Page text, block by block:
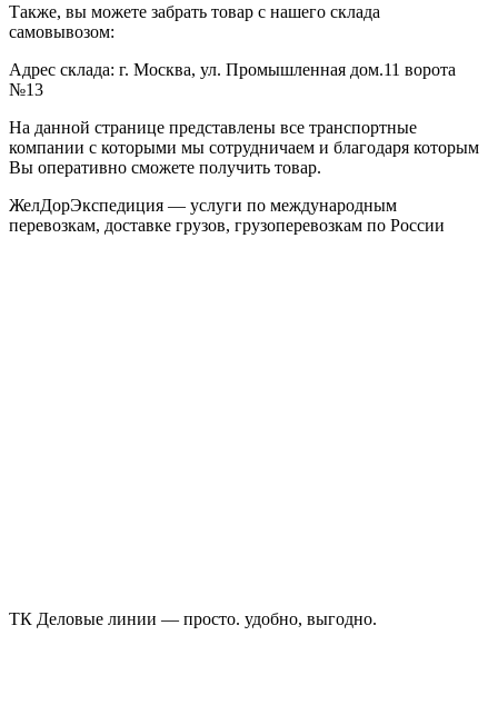
Также, вы можете забрать товар с нашего склада
самовывозом:
Адрес склада: г. Москва, ул. Промышленная дом.11 ворота
№13
На данной странице представлены все транспортные
компании с которыми мы сотрудничаем и благодаря которым
Вы оперативно сможете получить товар.
ЖелДорЭкспедиция — услуги по международным
перевозкам, доставке грузов, грузоперевозкам по России
ТК Деловые линии — просто. удобно, выгодно.